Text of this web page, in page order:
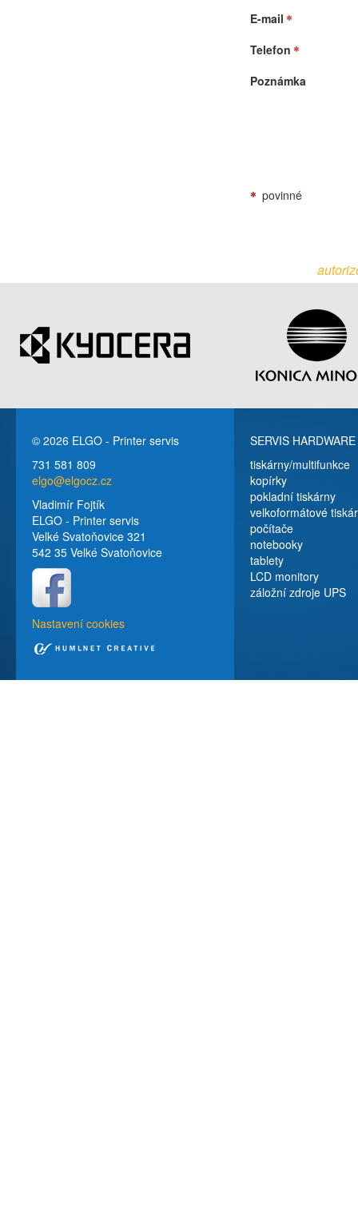
E-mail
Telefon
Poznámka
povinné
© 2026 ELGO - Printer servis
731 581 809
elgo@elgocz.cz
Vladimír Fojtík
ELGO - Printer servis
Velké Svatoňovice 321
542 35 Velké Svatoňovice
Nastavení cookies
SERVIS HARDWARE
tiskárny/multifunkce
kopírky
pokladní tiskárny
velkoformátové
počítače
notebooky
tablety
LCD monitory
záložní zdroje UPS